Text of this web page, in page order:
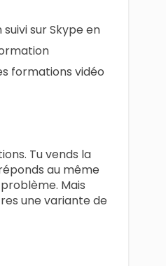
sur Skype en
formations vidéo
Tu vends la
au même
Mais
une variante de